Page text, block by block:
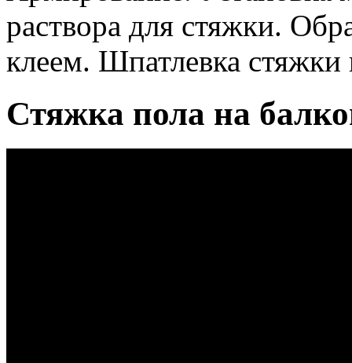
раствора для стяжки.
клеем. Шпатлевка
Стяжка пола на